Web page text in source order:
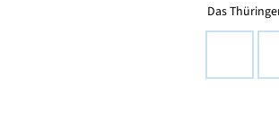
Das